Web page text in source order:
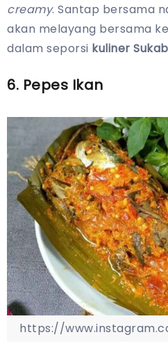
creamy. Santap bersama
akan melayang bersama
dalam seporsi kuliner
6. Pepes Ikan
https://